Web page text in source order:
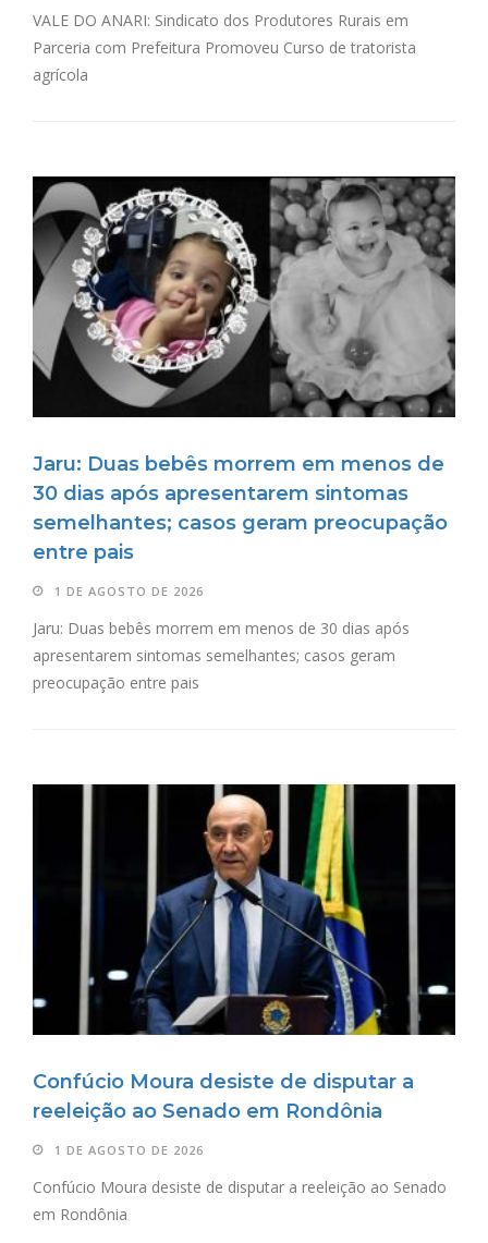
VALE DO ANARI: Sindicato dos Produtores Rurais em
Parceria com Prefeitura Promoveu Curso de tratorista
agrícola
Jaru: Duas bebês morrem em menos de
30 dias após apresentarem sintomas
semelhantes; casos geram preocupação
entre pais
1 DE AGOSTO DE 2026
Jaru: Duas bebês morrem em menos de 30 dias após
apresentarem sintomas semelhantes; casos geram
preocupação entre pais
Confúcio Moura desiste de disputar a
reeleição ao Senado em Rondônia
1 DE AGOSTO DE 2026
Confúcio Moura desiste de disputar a reeleição ao Senado
em Rondônia